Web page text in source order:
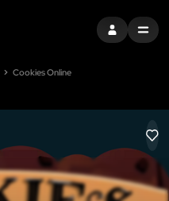
EINTRAGEN
MENU
Cookies Online
LIKE